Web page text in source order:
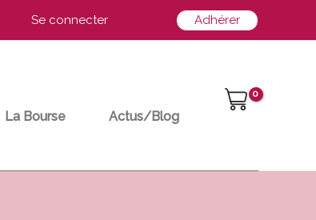
Se connecter Adhérer
La Bourse Actus/Blog